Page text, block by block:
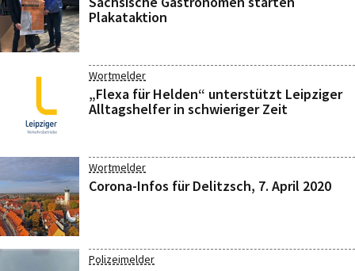
Plakataktion
Wortmelder
„Flexa für Helden“ unterstützt Leipziger
Alltagshelfer in schwieriger Zeit
Wortmelder
Corona-Infos für Delitzsch, 7. April 2020
Polizeimelder